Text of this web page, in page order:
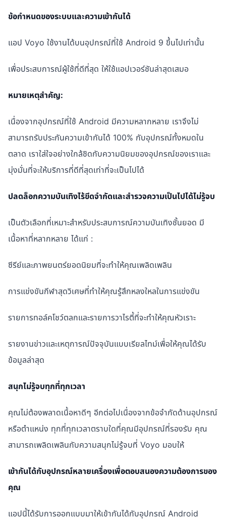
ข้อกำหนดของระบบและความเข้ากันได้
แอป Voyo ใช้งานได้บนอุปกรณ์ที่ใช้ Android 9 ขึ้นไปเท่านั้น
เพื่อประสบการณ์ผู้ใช้ที่ดีที่สุด ให้ใช้แอปเวอร์ชันล่าสุดเสมอ
หมายเหตุสำคัญ:
เนื่องจากอุปกรณ์ที่ใช้ Android มีความหลากหลาย เราจึงไม่
สามารถรับประกันความเข้ากันได้ 100% กับอุปกรณ์ทั้งหมดใน
ตลาด เราใส่ใจอย่างใกล้ชิดกับความนิยมของอุปกรณ์ของเราและ
มุ่งมั่นที่จะให้บริการที่ดีที่สุดเท่าที่จะเป็นไปได้
ปลดล็อกความบันเทิงไร้ขีดจำกัดและสำรวจความเป็นไปได้ไม่รู้จบ
เป็นตัวเลือกที่เหมาะสำหรับประสบการณ์ความบันเทิงชั้นยอด มี
เนื้อหาที่หลากหลาย ได้แก่ :
ซีรีย์และภาพยนตร์ยอดนิยมที่จะทำให้คุณเพลิดเพลิน
การแข่งขันกีฬาสุดวิเศษที่ทำให้คุณรู้สึกหลงใหลในการแข่งขัน
รายการทอล์คโชว์ตลกและรายการวาไรตี้ที่จะทำให้คุณหัวเราะ
รายงานข่าวและเหตุการณ์ปัจจุบันแบบเรียลไทม์เพื่อให้คุณได้รับ
ข้อมูลล่าสุด
สนุกไม่รู้จบทุกที่ทุกเวลา
คุณไม่ต้องพลาดเนื้อหาดีๆ อีกต่อไปเนื่องจากข้อจำกัดด้านอุปกรณ์
หรือตำแหน่ง ทุกที่ทุกเวลาตราบใดที่คุณมีอุปกรณ์ที่รองรับ คุณ
สามารถเพลิดเพลินกับความสนุกไม่รู้จบที่ Voyo มอบให้
เข้ากันได้กับอุปกรณ์หลายเครื่องเพื่อตอบสนองความต้องการของ
คุณ
แอปนี้ได้รับการออกแบบมาให้เข้ากันได้กับอุปกรณ์ Android